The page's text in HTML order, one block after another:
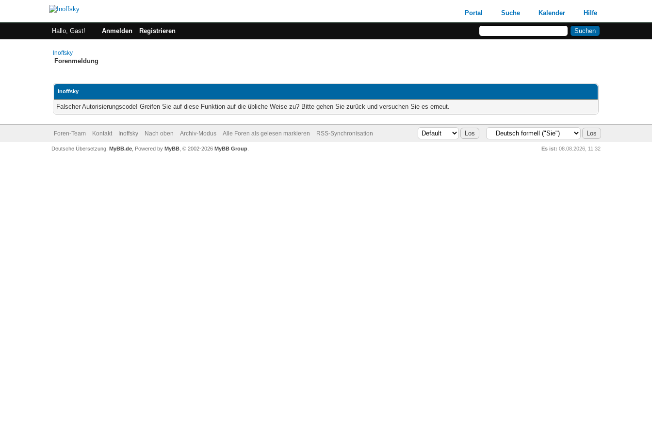
Portal Suche Kalender Hilfe
Hallo, Gast! Anmelden Registrieren
Inoffsky
Forenmeldung
Inoffsky
Falscher Autorisierungscode! Greifen Sie auf diese Funktion auf die übliche Weise zu? Bitte gehen Sie zurück und versuchen Sie es erneut.
Foren-Team Kontakt Inoffsky Nach oben Archiv-Modus Alle Foren als gelesen markieren RSS-Synchronisation
Es ist: 08.08.2026, 11:32
Deutsche Übersetzung: MyBB.de, Powered by MyBB, © 2002-2026 MyBB Group.